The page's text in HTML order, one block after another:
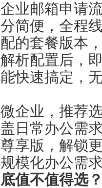
业邮箱申请
简便，全程
的套餐版本
析配置后，
快速搞定，
企业，推荐
日常办公需
享版，解锁
模化办公需
值不值得选